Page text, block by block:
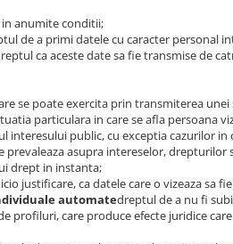
in anumite conditii;
de a primi datele cu caracter personal
ca aceste date sa fie transmise de
se poate exercita prin transmiterea
particulara in care se afla persoana
interesului public, cu exceptia cazurilor
prevaleaza asupra intereselor,
drept in instanta;
justificare, ca datele care o vizeaza sa
automatedreptul de a nu fi
profiluri, care produce efecte juridice